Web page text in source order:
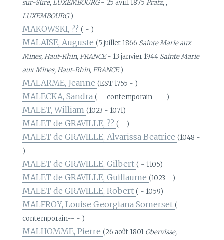
sur-Sûre, LUXEMBOURG- 25 avril 1875Pratz, ,
LUXEMBOURG)
MAKOWSKI, ??( - )
MALAISE, Auguste(5 juillet 1866 Sainte Marie aux
Mines, Haut-Rhin, FRANCE- 13 janvier 1944 Sainte Marie
aux Mines, Haut-Rhin, FRANCE)
MALARME, Jeanne(EST 1755 - )
MALECKA, Sandra( --contemporain-- - )
MALET, William(1023 - 1071)
MALET de GRAVILLE, ??( - )
MALET de GRAVILLE, Alvarissa Beatrice(1048 -
)
MALET de GRAVILLE, Gilbert( - 1105)
MALET de GRAVILLE, Guillaume(1023 - )
MALET de GRAVILLE, Robert( - 1059)
MALFROY, Louise Georgiana Somerset( --
contemporain-- - )
MALHOMME, Pierre(26 août 1801 Obervisse,